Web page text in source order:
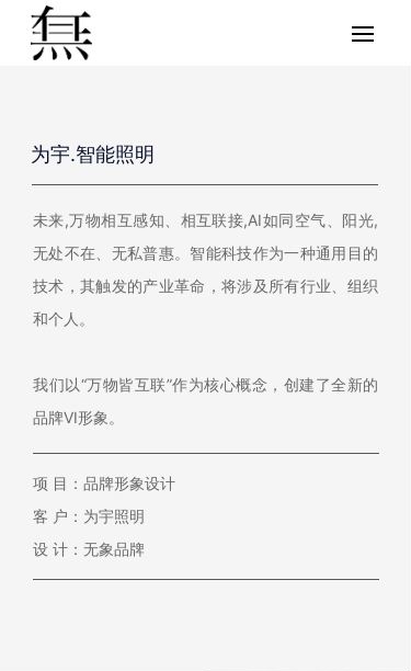
未来,万物相互感知、相互联接,AI如同空气、阳光,
无处不在、无私普惠。智能科技作为一种通用目的
技术，其触发的产业革命，将涉及所有行业、组织
和个人。
我们以“万物皆互联”作为核心概念，创建了全新的
品牌VI形象。
项 目：品牌形象设计
客 户：为宇照明
设 计：无象品牌
为宇.智能照明